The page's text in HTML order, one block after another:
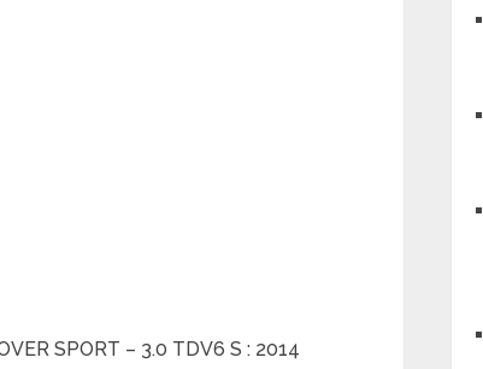
SPORT – 3.0 TDV6 S : 2014